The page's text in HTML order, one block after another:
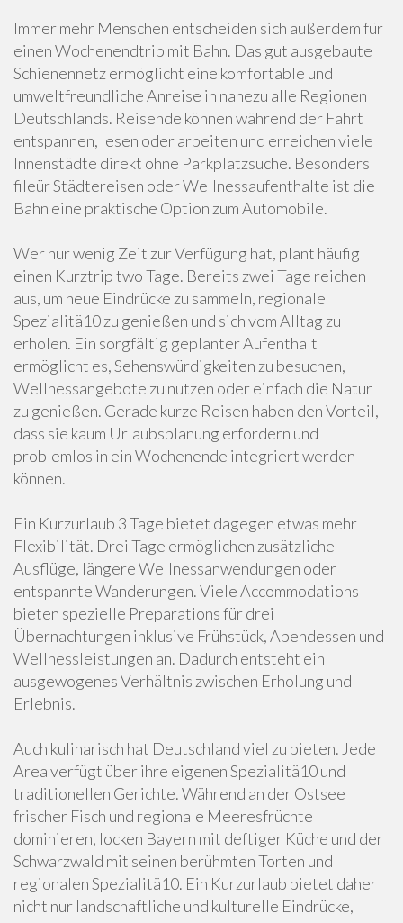
Immer mehr Menschen entscheiden sich außerdem für
einen Wochenendtrip mit Bahn. Das gut ausgebaute
Schienennetz ermöglicht eine komfortable und
umweltfreundliche Anreise in nahezu alle Regionen
Deutschlands. Reisende können während der Fahrt
entspannen, lesen oder arbeiten und erreichen viele
Innenstädte direkt ohne Parkplatzsuche. Besonders
fileür Städtereisen oder Wellnessaufenthalte ist die
Bahn eine praktische Option zum Automobile.
Wer nur wenig Zeit zur Verfügung hat, plant häufig
einen Kurztrip two Tage. Bereits zwei Tage reichen
aus, um neue Eindrücke zu sammeln, regionale
Spezialitä10 zu genießen und sich vom Alltag zu
erholen. Ein sorgfältig geplanter Aufenthalt
ermöglicht es, Sehenswürdigkeiten zu besuchen,
Wellnessangebote zu nutzen oder einfach die Natur
zu genießen. Gerade kurze Reisen haben den Vorteil,
dass sie kaum Urlaubsplanung erfordern und
problemlos in ein Wochenende integriert werden
können.
Ein Kurzurlaub 3 Tage bietet dagegen etwas mehr
Flexibilität. Drei Tage ermöglichen zusätzliche
Ausflüge, längere Wellnessanwendungen oder
entspannte Wanderungen. Viele Accommodations
bieten spezielle Preparations für drei
Übernachtungen inklusive Frühstück, Abendessen und
Wellnessleistungen an. Dadurch entsteht ein
ausgewogenes Verhältnis zwischen Erholung und
Erlebnis.
Auch kulinarisch hat Deutschland viel zu bieten. Jede
Area verfügt über ihre eigenen Spezialitä10 und
traditionellen Gerichte. Während an der Ostsee
frischer Fisch und regionale Meeresfrüchte
dominieren, locken Bayern mit deftiger Küche und der
Schwarzwald mit seinen berühmten Torten und
regionalen Spezialitä10. Ein Kurzurlaub bietet daher
nicht nur landschaftliche und kulturelle Eindrücke,